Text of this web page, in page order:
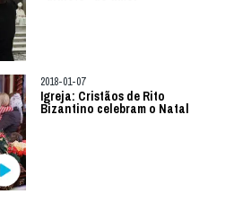
2018-01-07
Igreja: Cristãos de Rito
Bizantino celebram o Natal